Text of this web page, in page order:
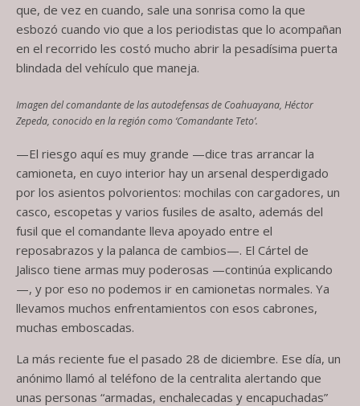
que, de vez en cuando, sale una sonrisa como la que
esbozó cuando vio que a los periodistas que lo acompañan
en el recorrido les costó mucho abrir la pesadísima puerta
blindada del vehículo que maneja.
Imagen del comandante de las autodefensas de Coahuayana, Héctor
Zepeda, conocido en la región como ‘Comandante Teto’.
—El riesgo aquí es muy grande —dice tras arrancar la
camioneta, en cuyo interior hay un arsenal desperdigado
por los asientos polvorientos: mochilas con cargadores, un
casco, escopetas y varios fusiles de asalto, además del
fusil que el comandante lleva apoyado entre el
reposabrazos y la palanca de cambios—. El Cártel de
Jalisco tiene armas muy poderosas —continúa explicando
—, y por eso no podemos ir en camionetas normales. Ya
llevamos muchos enfrentamientos con esos cabrones,
muchas emboscadas.
La más reciente fue el pasado 28 de diciembre. Ese día, un
anónimo llamó al teléfono de la centralita alertando que
unas personas “armadas, enchalecadas y encapuchadas”